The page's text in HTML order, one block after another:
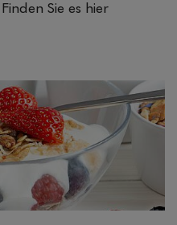
Sie es hier